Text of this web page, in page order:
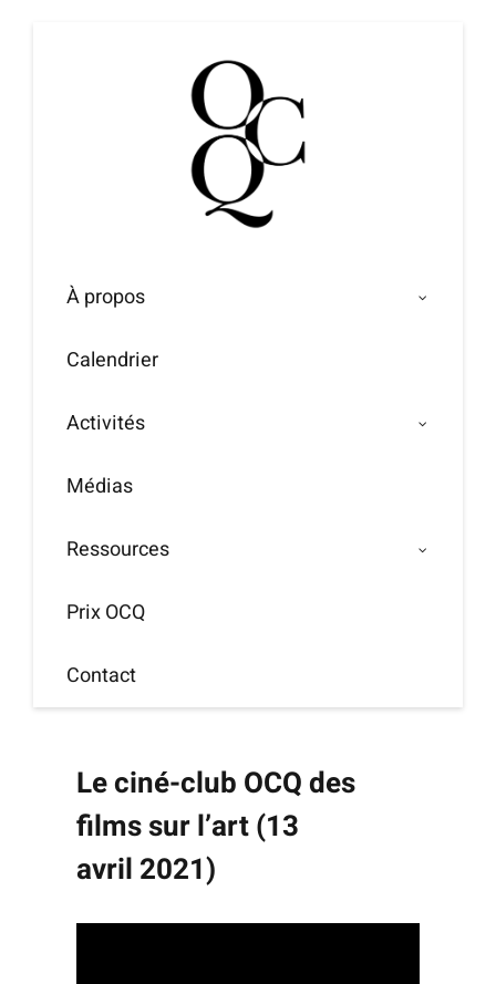
À propos
Calendrier
Activités
Médias
Ressources
Prix OCQ
Contact
Le ciné-club OCQ des
films sur l’art (13
avril 2021)